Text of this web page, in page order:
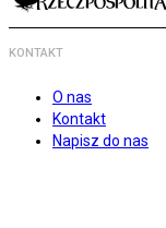
KONTAKT
O nas
Kontakt
Napisz do nas